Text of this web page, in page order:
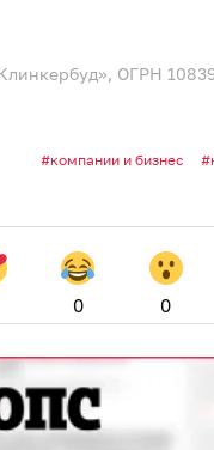
ОГРН
компании и бизнес
0 0